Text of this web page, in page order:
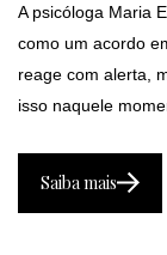
A psicóloga Maria
como um acordo
reage com alerta,
isso naquele
Saiba mais